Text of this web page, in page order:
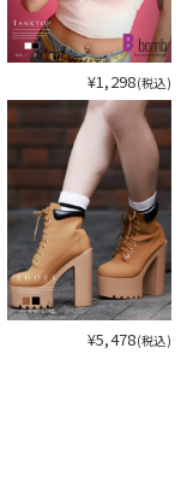
今活
¥1,298(税込)
¥5,478(税込)